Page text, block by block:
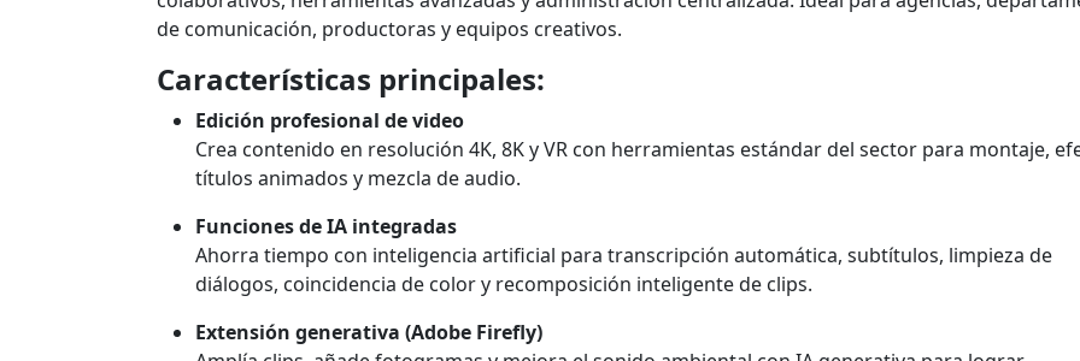
de comunicación, productoras y equipos creativos.
Características principales:
Edición profesional de video
Crea contenido en resolución 4K, 8K y VR con herramientas estándar del sector para montaje,
títulos animados y mezcla de audio.
Funciones de IA integradas
Ahorra tiempo con inteligencia artificial para transcripción automática, subtítulos, limpieza de
diálogos, coincidencia de color y recomposición inteligente de clips.
Extensión generativa (Adobe Firefly)